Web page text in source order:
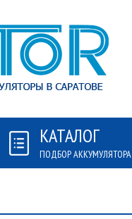
КАТАЛОГ
ПОДБОР АККУМУЛЯТОРА